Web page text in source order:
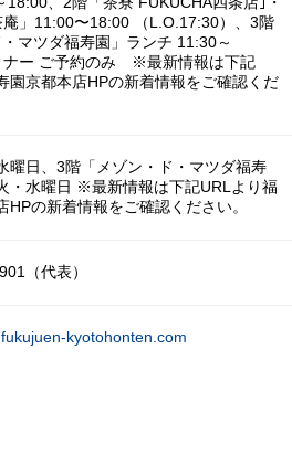
」11:00〜18:00 （L.O.17:30）、3階
マツダ福寿園」ランチ 11:30～
ー ご予約のみ ※最新情報は下記
園京都本店HPの新着情報をご確認くだ
曜日、3階「メゾン・ド・マツダ福寿
・水曜日 ※最新情報は下記URLより福
HPの新着情報をご確認ください。
（代表）
kyotohonten.com